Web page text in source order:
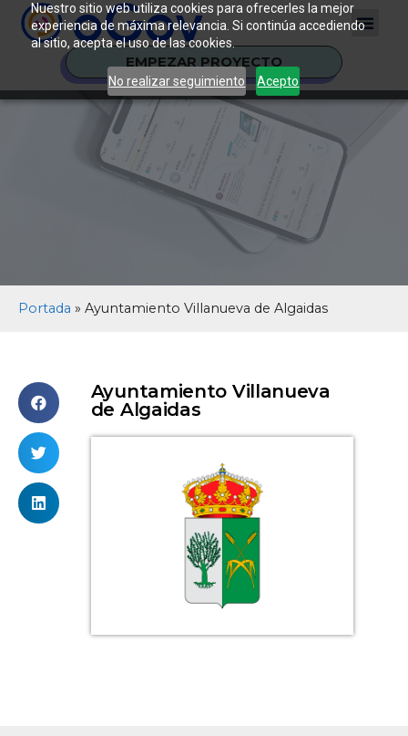
Nuestro sitio web utiliza cookies para ofrecerles la mejor
experiencia de máxima relevancia. Si continúa accediendo
al sitio, acepta el uso de las cookies.
No realizar seguimiento Acepto
EMPEZAR PROYECTO
Portada » Ayuntamiento Villanueva de Algaidas
Ayuntamiento Villanueva
de Algaidas